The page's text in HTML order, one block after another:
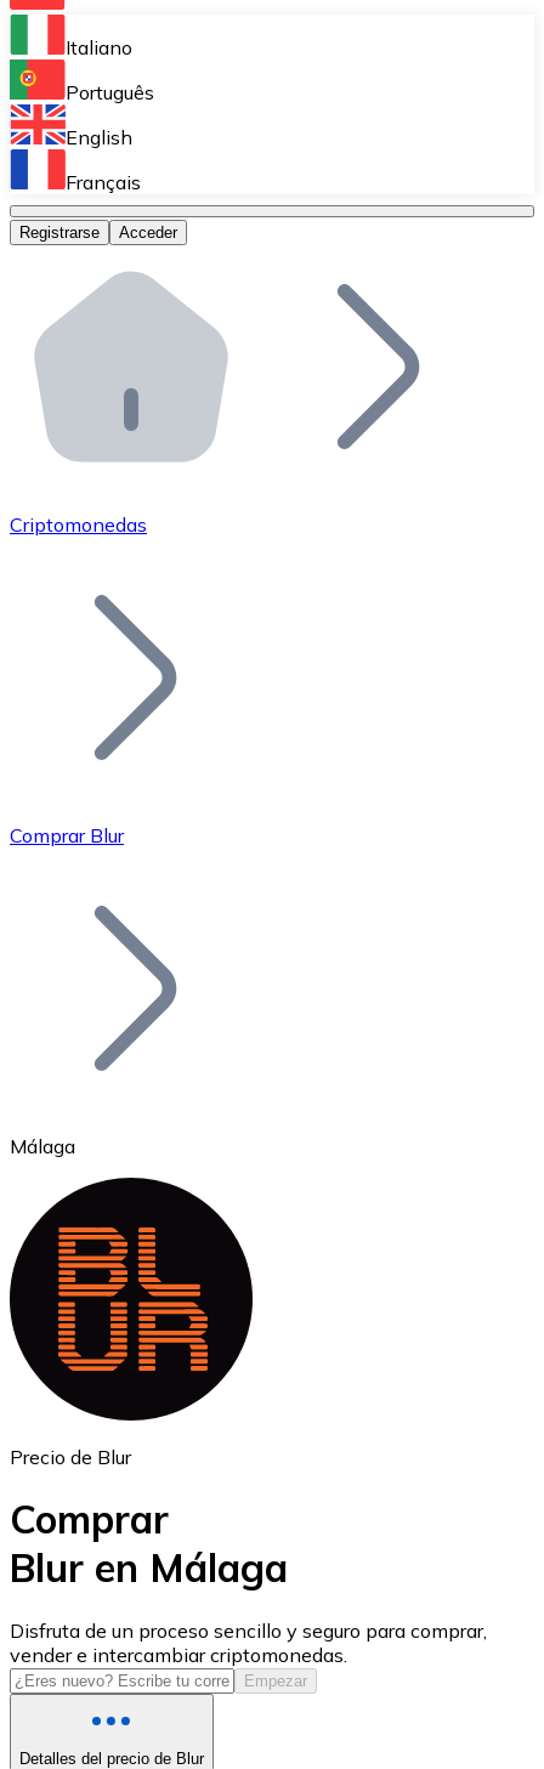
Bitnovo Ramp
Integra nuestra solución en tu plataforma.
Bitnovo Giftcards
Bitnovo OTC
Bitnovo ATM
Integra un ATM Bitnovo en tu negocio y permite que
Bitnovo API
Integra nuestra API en tu ecosistema.
Únete a nuestra red de distribuidores.
Añade tu proyecto a nuestro ecosistema.
Bitcoin
Ethereum
ETH
USD Coin
USDC
Italiano
Português
English
Français
Registrarse Acceder
Criptomonedas
Comprar Blur
Málaga
Precio de Blur
Comprar
Blur en Málaga
Disfruta de un proceso sencillo y seguro para comprar,
vender e intercambiar criptomonedas.
Empezar
Detalles del precio de Blur